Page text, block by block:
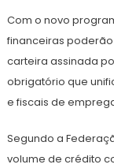
Com o novo
financeiras
carteira assinada
obrigatório que
e fiscais de
Segundo a
volume de crédito